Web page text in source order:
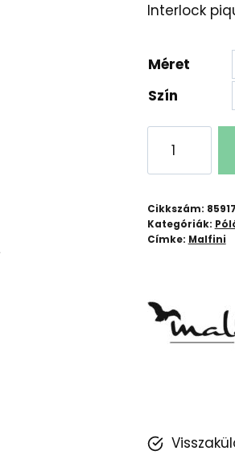
Interlock
Méret
Szín
Póló
női
Fantasy
mennyiség
Cikkszám:
Kategóriák:
Címke: Malfini